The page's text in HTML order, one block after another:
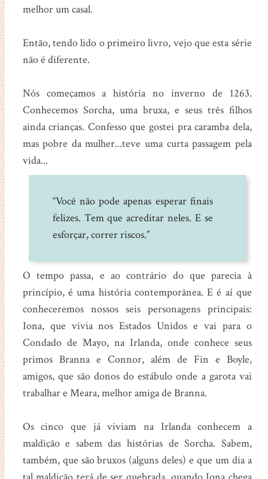
melhor um casal.
Então, tendo lido o primeiro livro, vejo que esta série
não é diferente.
Nós começamos a história no inverno de 1263.
Conhecemos Sorcha, uma bruxa, e seus três filhos
ainda crianças. Confesso que gostei pra caramba dela,
mas pobre da mulher...teve uma curta passagem pela
vida...
“Você não pode apenas esperar finais
felizes. Tem que acreditar neles. E se
esforçar, correr riscos.”
O tempo passa, e ao contrário do que parecia à
princípio, é uma história contemporânea. E é aí que
conheceremos nossos seis personagens principais:
Iona, que vivia nos Estados Unidos e vai para o
Condado de Mayo, na Irlanda, onde conhece seus
primos Branna e Connor, além de Fin e Boyle,
amigos, que são donos do estábulo onde a garota vai
trabalhar e Meara, melhor amiga de Branna.
Os cinco que já viviam na Irlanda conhecem a
maldição e sabem das histórias de Sorcha. Sabem,
também, que são bruxos (alguns deles) e que um dia a